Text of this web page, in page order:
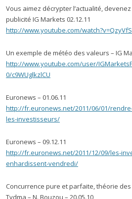
Vous aimez décrypter l’actualité,
publicité IG Markets 02.12.11
http://www.youtube.com/
Un exemple de météo des valeurs – IG
http://www.youtube.com/user/
0/c9WUglkzlCU
Euronews – 01.06.11
http://fr.euronews.net/2011/06/01/
les-investisseurs/
Euronews – 09.12.11
http://fr.euronews.net/2011/12/09/les-
enhardissent-vendredi/
Concurrence pure et parfaite, théorie
Tvdma – N. Bouzou – 20.05.10